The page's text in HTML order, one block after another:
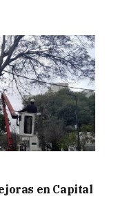
en Capital